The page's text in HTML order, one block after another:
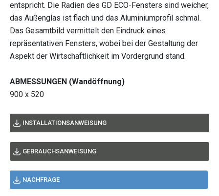
entspricht. Die Radien des GD ECO-Fensters sind weicher,
das Außenglas ist flach und das Aluminiumprofil schmal.
Das Gesamtbild vermittelt den Eindruck eines
repräsentativen Fensters, wobei bei der Gestaltung der
Aspekt der Wirtschaftlichkeit im Vordergrund stand.
ABMESSUNGEN (Wandöffnung)
900 x 520
INSTALLATIONSANWEISUNG
GEBRAUCHSANWEISUNG
NACHFRAGE